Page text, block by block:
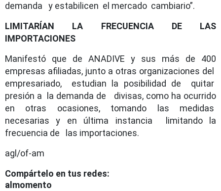
demanda y estabilicen el mercado cambiario”.
LIMITARÍAN LA FRECUENCIA DE LAS
IMPORTACIONES
Manifestó que de ANADIVE y sus más de 400
empresas afiliadas, junto a otras organizaciones del
empresariado, estudian la posibilidad de quitar
presión a la demanda de divisas, como ha ocurrido
en otras ocasiones, tomando las medidas
necesarias y en última instancia limitando la
frecuencia de las importaciones.
agl/of-am
Compártelo en tus redes:
almomento